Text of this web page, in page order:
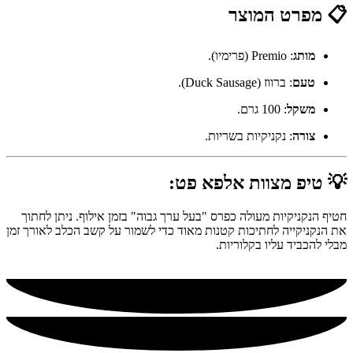
📋 מפרט המוצר
מותג: Premio (פרימיו).
טעם: ברווז (Duck Sausage).
משקל: 100 גרם.
צורה: נקניקיות בשריות.
💡 טיפ מצוות אלפא פט:
חטיף הנקניקיות מעולה כפרס "בעל ערך גבוה" בזמן אילוף. ניתן לחתוך
את הנקניקייה לחתיכות קטנות מאוד כדי לשמור על קשב הכלב לאורך זמן
מבלי להכביד עליו בקלוריות.